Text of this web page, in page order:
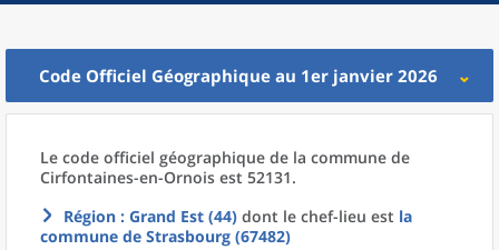
Code Officiel Géographique au 1er janvier 2026
Le code officiel géographique de la commune de
Cirfontaines-en-Ornois est 52131.
Région : Grand Est (44) dont le chef-lieu est la
commune de Strasbourg (67482)